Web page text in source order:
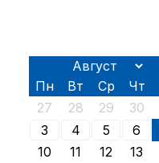
Пн Вт Ср Чт
27
28 29 30
3
4 5 6
10
11 12 13